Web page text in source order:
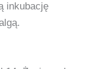
inkubację